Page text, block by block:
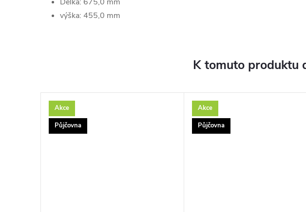
výška: 455,0 mm
K tomuto produktu
Akce
Půjčovna
Akce
Půjčovna